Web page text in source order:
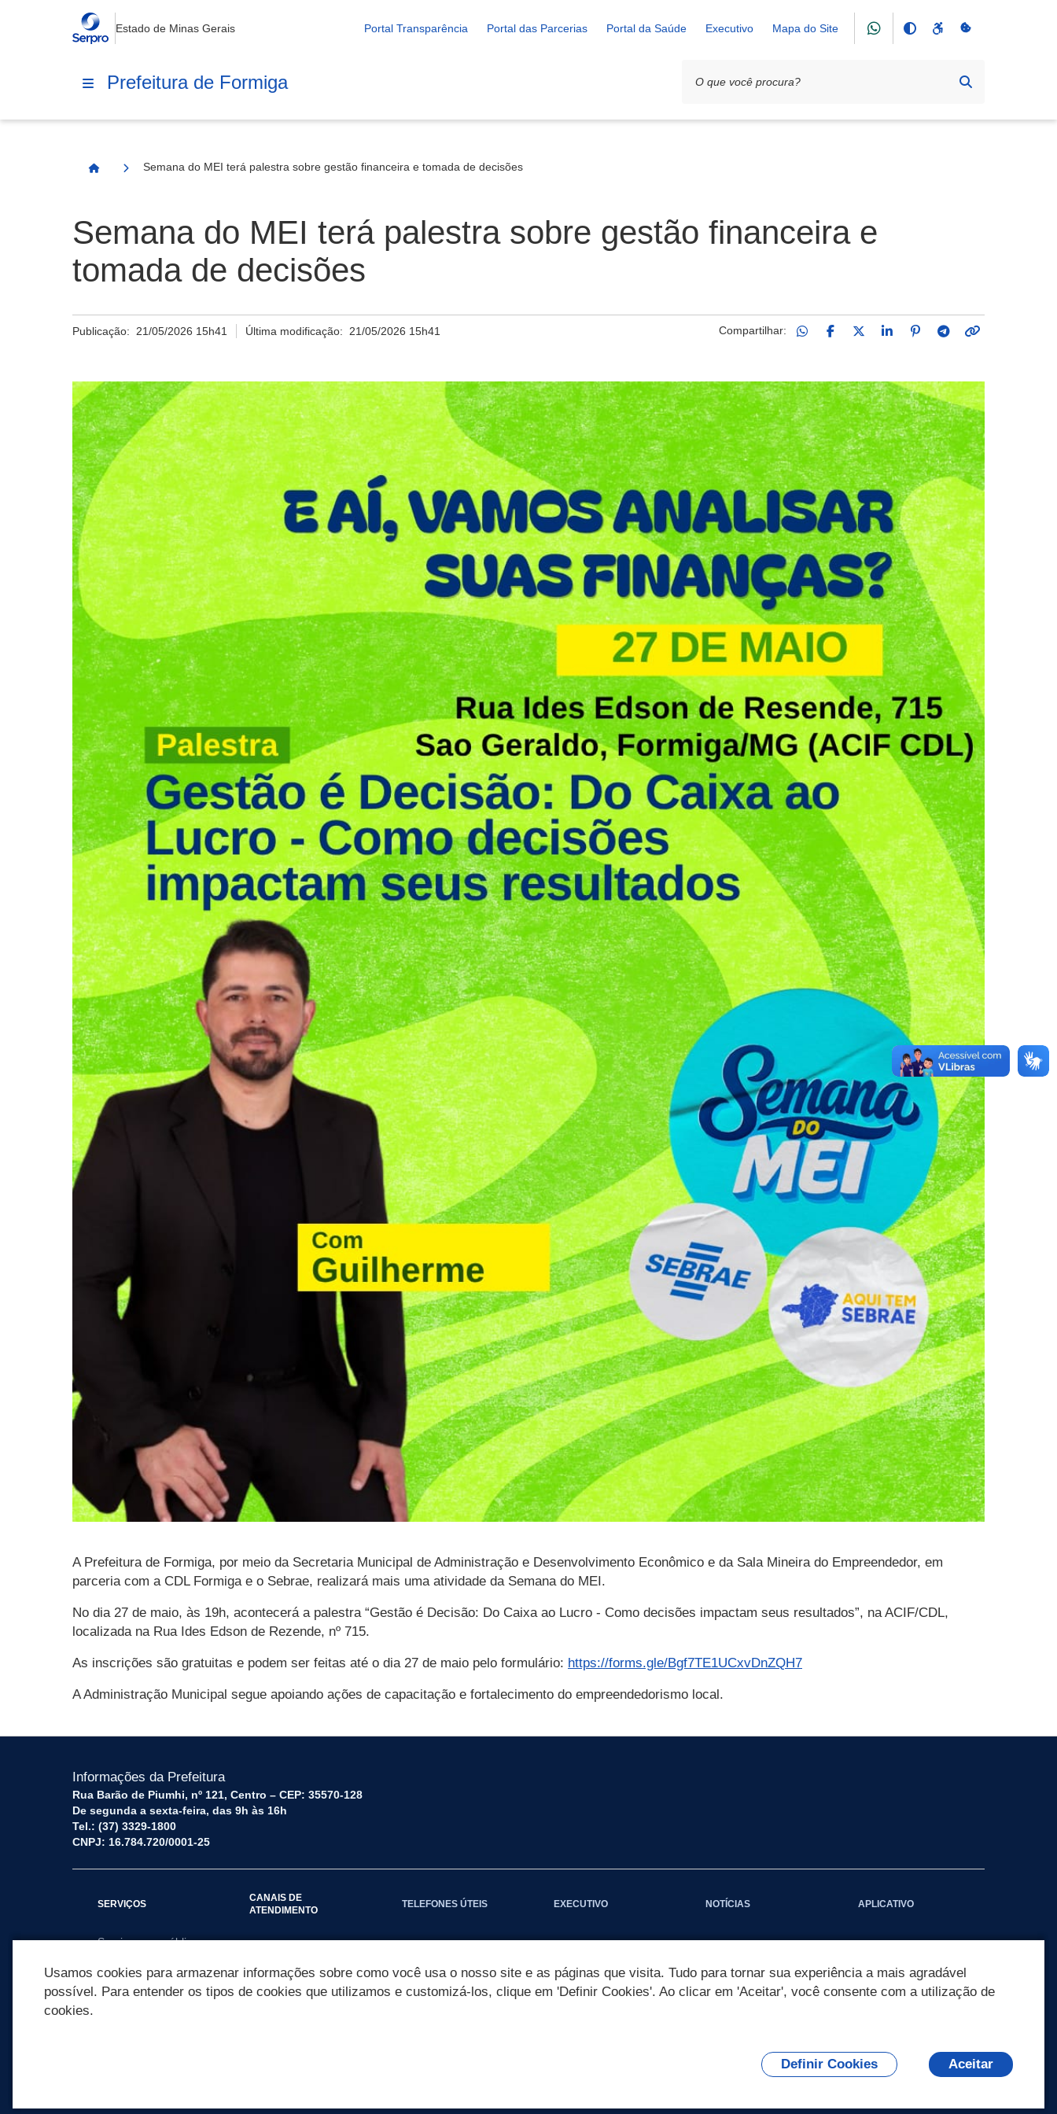
Estado de Minas Gerais Portal Transparência Portal das Parcerias Portal da Saúde Executivo Mapa do Site
Prefeitura de Formiga
Página Inicial
Semana do MEI terá palestra sobre gestão financeira e tomada de decisões
Semana do MEI terá palestra sobre gestão financeira e
tomada de decisões
Publicação: 21/05/2026 15h41 Última modificação: 21/05/2026 15h41 Compartilhar:
A Prefeitura de Formiga, por meio da Secretaria Municipal de Administração e Desenvolvimento Econômico e da Sala Mineira do Empreendedor, em
parceria com a CDL Formiga e o Sebrae, realizará mais uma atividade da Semana do MEI.
No dia 27 de maio, às 19h, acontecerá a palestra “Gestão é Decisão: Do Caixa ao Lucro - Como decisões impactam seus resultados”, na ACIF/CDL,
localizada na Rua Ides Edson de Rezende, nº 715.
As inscrições são gratuitas e podem ser feitas até o dia 27 de maio pelo formulário: https://forms.gle/Bgf7TE1UCxvDnZQH7
A Administração Municipal segue apoiando ações de capacitação e fortalecimento do empreendedorismo local.
Informações da Prefeitura
Rua Barão de Piumhi, nº 121, Centro – CEP: 35570-128
De segunda a sexta-feira, das 9h às 16h
Tel.: (37) 3329-1800
CNPJ: 16.784.720/0001-25
SERVIÇOS
Serviços por público
CANAIS DE
ATENDIMENTO
TELEFONES ÚTEIS EXECUTIVO NOTÍCIAS APLICATIVO
Usamos cookies para armazenar informações sobre como você usa o nosso site e as páginas que visita. Tudo para tornar sua experiência a mais agradável
possível. Para entender os tipos de cookies que utilizamos e customizá-los, clique em 'Definir Cookies'. Ao clicar em 'Aceitar', você consente com a utilização de
cookies.
Definir Cookies Aceitar